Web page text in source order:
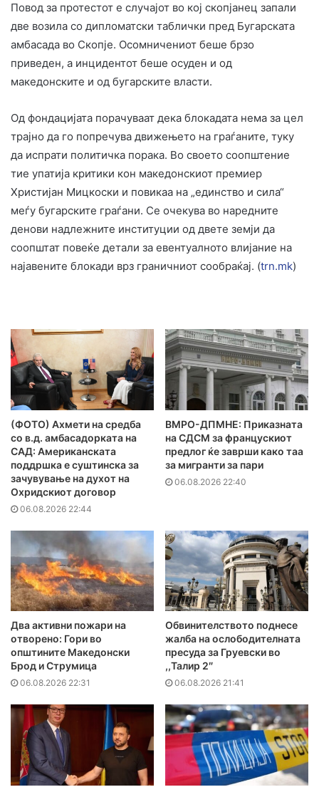
Повод за протестот е случајот во кој скопјанец запали
две возила со дипломатски таблички пред Бугарската
амбасада во Скопје. Осомничениот беше брзо
приведен, а инцидентот беше осуден и од
македонските и од бугарските власти.
Од фондацијата порачуваат дека блокадата нема за цел
трајно да го попречува движењето на граѓаните, туку
да испрати политичка порака. Во своето соопштение
тие упатија критики кон македонскиот премиер
Христијан Мицкоски и повикаа на „единство и сила“
меѓу бугарските граѓани. Се очекува во наредните
денови надлежните институции од двете земји да
соопштат повеќе детали за евентуалното влијание на
најавените блокади врз граничниот сообраќај. (trn.mk)
(ФОТО) Ахмети на средба
со в.д. амбасадорката на
САД: Американската
поддршка е суштинска за
зачувување на духот на
Охридскиот договор
06.08.2026 22:44
ВМРО-ДПМНЕ: Приказната
на СДСМ за францускиот
предлог ќе заврши како таа
за мигранти за пари
06.08.2026 22:40
Два активни пожари на
отворено: Гори во
општините Македонски
Брод и Струмица
06.08.2026 22:31
Обвинителството поднесе
жалба на ослободителната
пресуда за Груевски во
,,Талир 2″
06.08.2026 21:41